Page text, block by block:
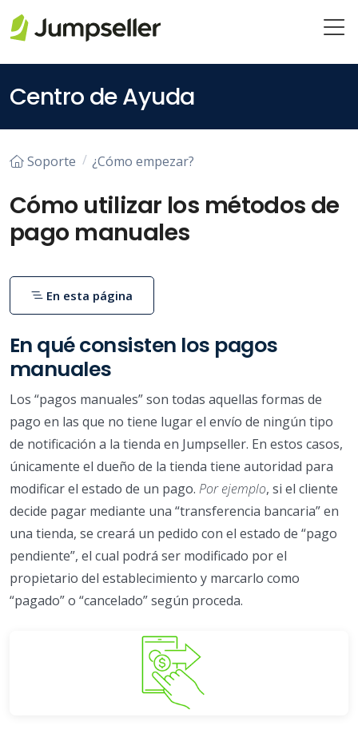
Centro de Ayuda
Soporte ¿Cómo empezar?
Cómo utilizar los métodos de
pago manuales
En qué consisten los pagos
manuales
Los “pagos manuales” son todas aquellas formas de
pago en las que no tiene lugar el envío de ningún tipo
de notificación a la tienda en Jumpseller. En estos casos,
únicamente el dueño de la tienda tiene autoridad para
modificar el estado de un pago. Por ejemplo, si el cliente
decide pagar mediante una “transferencia bancaria” en
una tienda, se creará un pedido con el estado de “pago
pendiente”, el cual podrá ser modificado por el
propietario del establecimiento y marcarlo como
“pagado” o “cancelado” según proceda.
En esta página